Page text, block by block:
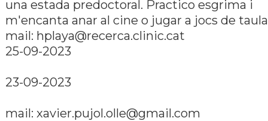
una estada predoctoral. Practico esgrima i
m'encanta anar al cine o jugar a jocs de
mail: hplaya@recerca.clinic.cat
25-09-2023
23-09-2023
mail: xavier.pujol.olle@gmail.com